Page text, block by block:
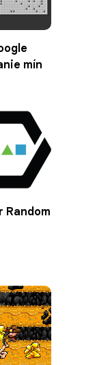
mín
Random